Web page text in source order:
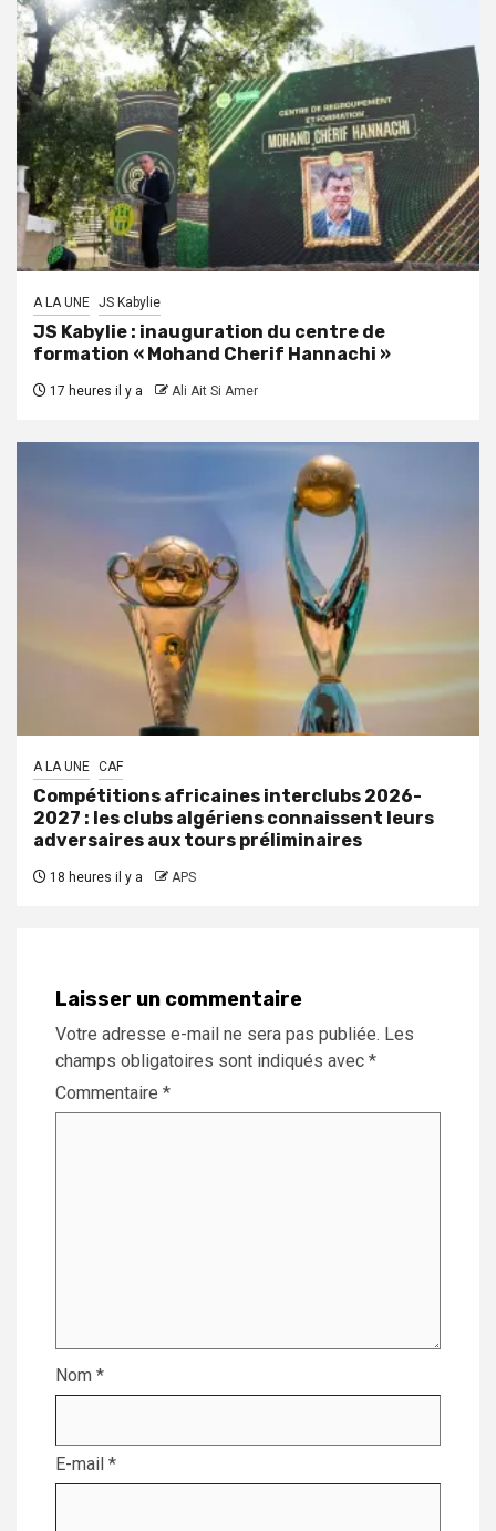
A LA UNE JS Kabylie
JS Kabylie : inauguration du centre de
formation « Mohand Cherif Hannachi »
17 heures il y a Ali Ait Si Amer
A LA UNE CAF
Compétitions africaines interclubs 2026-
2027 : les clubs algériens connaissent leurs
adversaires aux tours préliminaires
18 heures il y a APS
Laisser un commentaire
Votre adresse e-mail ne sera pas publiée. Les
champs obligatoires sont indiqués avec *
Commentaire *
Nom *
E-mail *